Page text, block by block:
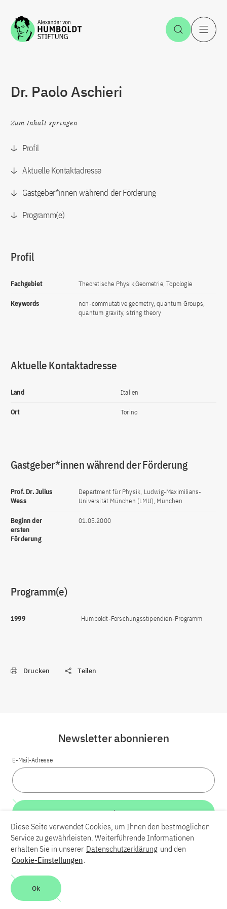
Zum Inhalt springen Suche
Dr. Paolo Aschieri
Zum Inhalt springen
Profil
Aktuelle Kontaktadresse
Gastgeber*innen während der Förderung
Programm(e)
Profil
Fachgebiet Theoretische Physik,Geometrie, Topologie
Keywords
non-commutative geometry, quantum Groups,
quantum gravity, string theory
Aktuelle Kontaktadresse
Land Italien
Ort Torino
Gastgeber*innen während der Förderung
Prof. Dr. Julius
Wess
Department für Physik, Ludwig-Maximilians-
Universität München (LMU), München
Beginn der
ersten
Förderung
01.05.2000
Programm(e)
1999 Humboldt-Forschungsstipendien-Programm
Drucken Teilen
LinkedInBlueskyYouTube
Kontakt
Barrierefreiheit
Newsletter abonnieren
E-Mail-Adresse
Weiter
Diese Seite verwendet Cookies, um Ihnen den bestmöglichen
Service zu gewährleisten. Weiterführende Informationen
erhalten Sie in unserer Datenschutzerklärung und den
Cookie-Einstellungen.
Ok